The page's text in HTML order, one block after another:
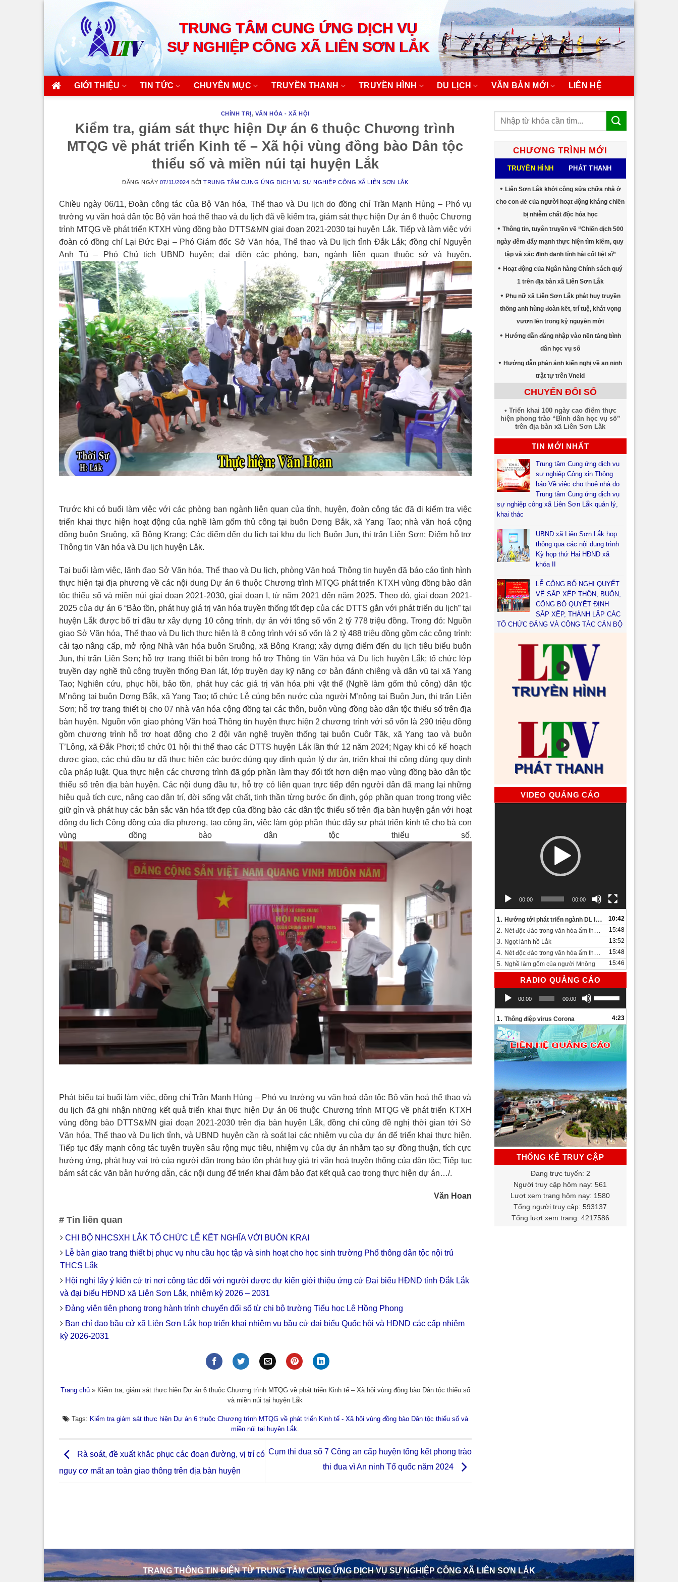
content
TRUNG TÂM CUNG ỨNG DỊCH VỤ
SỰ NGHIỆP CÔNG XÃ LIÊN SƠN LẮK
GIỚI THIỆU TIN TỨC CHUYÊN MỤC TRUYỀN THANH TRUYỀN HÌNH DU LỊCH VĂN BẢN MỚI LIÊN HỆ
CHÍNH TRỊ, VĂN HÓA - XÃ HỘI
Kiểm tra, giám sát thực hiện Dự án 6 thuộc Chương trình
MTQG về phát triển Kinh tế – Xã hội vùng đồng bào Dân tộc
thiểu số và miền núi tại huyện Lắk
ĐĂNG NGÀY 07/11/2024 BỞITRUNG TÂM CUNG ỨNG DỊCH VỤ SỰ NGHIỆP CÔNG XÃ LIÊN SƠN LẮK
Chiều ngày 06/11, Đoàn công tác của Bộ Văn hóa, Thể thao và Du lịch do đồng chí Trần Mạnh Hùng – Phó vụ
trưởng vụ văn hoá dân tộc Bộ văn hoá thể thao và du lịch đã về kiểm tra, giám sát thực hiện Dự án 6 thuộc Chương
trình MTQG về phát triển KTXH vùng đồng bào DTTS&MN giai đoạn 2021-2030 tại huyện Lắk. Tiếp và làm việc với
đoàn có đồng chí Lại Đức Đại – Phó Giám đốc Sở Văn hóa, Thể thao và Du lịch tỉnh Đắk Lắk; đồng chí Nguyễn
Anh Tú – Phó Chủ tịch UBND huyện; đại diện các phòng, ban, ngành liên quan thuộc sở và huyện.
Trước khi có buổi làm việc với các phòng ban ngành liên quan của tỉnh, huyện, đoàn công tác đã đi kiểm tra việc
triển khai thực hiện hoạt động của nghề làm gốm thủ công tại buôn Dơng Bắk, xã Yang Tao; nhà văn hoá cộng
đồng buôn Sruông, xã Bông Krang; Các điểm đến du lịch tại khu du lịch Buôn Jun, thị trấn Liên Sơn; Điểm hỗ trợ
Thông tin Văn hóa và Du lịch huyện Lắk.
Tại buổi làm việc, lãnh đạo Sở Văn hóa, Thể thao và Du lịch, phòng Văn hoá Thông tin huyện đã báo cáo tình hình
thực hiện tại địa phương về các nội dung Dự án 6 thuộc Chương trình MTQG phát triển KTXH vùng đồng bào dân
tộc thiểu số và miền núi giai đoạn 2021-2030, giai đoạn I, từ năm 2021 đến năm 2025. Theo đó, giai đoạn 2021-
2025 của dự án 6 “Bảo tồn, phát huy giá trị văn hóa truyền thống tốt đẹp của các DTTS gắn với phát triển du lịch” tại
huyện Lắk được bố trí đầu tư xây dựng 10 công trình, dự án với tổng số vốn 2 tỷ 778 triệu đồng. Trong đó: Nguồn
giao Sở Văn hóa, Thể thao và Du lịch thực hiện là 8 công trình với số vốn là 2 tỷ 488 triệu đồng gồm các công trình:
cải tạo nâng cấp, mở rộng Nhà văn hóa buôn Sruông, xã Bông Krang; xây dựng điểm đến du lịch tiêu biểu buôn
Jun, thị trấn Liên Sơn; hỗ trợ trang thiết bị bên trong hỗ trợ Thông tin Văn hóa và Du lịch huyện Lắk; tổ chức lớp
truyền dạy nghề thủ công truyền thống Đan lát, lớp truyền dạy kỹ năng cơ bản đánh chiêng và dân vũ tại xã Yang
Tao; Nghiên cứu, phục hồi, bảo tồn, phát huy các giá trị văn hóa phi vật thể (Nghề làm gốm thủ công) dân tộc
M’nông tại buôn Dơng Bắk, xã Yang Tao; tổ chức Lễ cúng bến nước của người M’nông tại Buôn Jun, thị trấn Liên
Sơn; hỗ trợ trang thiết bị cho 07 nhà văn hóa cộng đồng tại các thôn, buôn vùng đồng bào dân tộc thiểu số trên địa
bàn huyện. Nguồn vốn giao phòng Văn hoá Thông tin huyện thực hiện 2 chương trình với số vốn là 290 triệu đồng
gồm chương trình hỗ trợ hoạt động cho 2 đội văn nghệ truyền thống tại buôn Cuôr Tăk, xã Yang tao và buôn
T’Lông, xã Đắk Phơi; tổ chức 01 hội thi thể thao các DTTS huyện Lắk lần thứ 12 năm 2024; Ngay khi có kế hoạch
được giao, các chủ đầu tư đã thực hiện các bước đúng quy định quản lý dự án, triển khai thi công đúng quy định
của pháp luật. Qua thực hiện các chương trình đã góp phần làm thay đổi tốt hơn diện mạo vùng đồng bào dân tộc
thiểu số trên địa bàn huyện. Các nội dung đầu tư, hỗ trợ có liên quan trực tiếp đến người dân đã mang lại những
hiệu quả tích cực, nâng cao dân trí, đời sống vật chất, tinh thần từng bước ổn định, góp phần quan trọng trong việc
giữ gìn và phát huy các bản sắc văn hóa tốt đẹp của đồng bào các dân tộc thiểu số trên địa bàn huyện gắn với hoạt
động du lịch Cộng đồng của địa phương, tạo công ăn, việc làm góp phần thúc đẩy sự phát triển kinh tế cho bà con
vùng dồng bào dân tộc thiểu số.
Phát biểu tại buổi làm việc, đồng chí Trần Mạnh Hùng – Phó vụ trưởng vụ văn hoá dân tộc Bộ văn hoá thể thao và
du lịch đã ghi nhận những kết quả triển khai thực hiện Dự án 06 thuộc Chương trình MTQG về phát triển KTXH
vùng đồng bào DTTS&MN giai đoạn 2021-2030 trên địa bàn huyện Lắk, đồng chí cũng đề nghị thời gian tới Sở
Văn hóa, Thể thao và Du lịch tỉnh, và UBND huyện cần rà soát lại các nhiệm vụ của dự án để triển khai thực hiện.
Tiếp tục đẩy mạnh công tác tuyên truyền sâu rộng mục tiêu, nhiệm vụ của dự án nhằm tạo sự đồng thuận, tích cực
hưởng ứng, phát huy vai trò của người dân trong bảo tồn phát huy giá trị văn hoá truyền thống của dân tộc; Tiếp tục
bám sát các văn bản hướng dẫn, các nội dung để triển khai đảm bảo đạt kết quả cao trong thực hiện dự án…/.
Văn Hoan
# Tin liên quan
CHI BỘ NHCSXH LẮK TỔ CHỨC LỄ KẾT NGHĨA VỚI BUÔN KRAI
Lễ bàn giao trang thiết bị phục vụ nhu cầu học tập và sinh hoạt cho học sinh trường Phổ thông dân tộc nội trú
THCS Lắk
Hội nghị lấy ý kiến cử tri nơi công tác đối với người được dự kiến giới thiệu ứng cử Đại biểu HĐND tỉnh Đắk Lắk
và đại biểu HĐND xã Liên Sơn Lắk, nhiệm kỳ 2026 – 2031
Đảng viên tiên phong trong hành trình chuyển đổi số từ chi bộ trường Tiểu học Lê Hồng Phong
Ban chỉ đạo bầu cử xã Liên Sơn Lắk họp triển khai nhiệm vụ bầu cử đại biểu Quốc hội và HĐND các cấp nhiệm
kỳ 2026-2031
Trang chủ» Kiểm tra, giám sát thực hiện Dự án 6 thuộc Chương trình MTQG về phát triển Kinh tế – Xã hội vùng đồng bào Dân tộc thiểu số
và miền núi tại huyện Lắk
Tags: Kiểm tra giám sát thực hiện Dự án 6 thuộc Chương trình MTQG về phát triển Kinh tế - Xã hội vùng đồng bào Dân tộc thiểu số và
miền núi tại huyện Lắk
Rà soát, đề xuất khắc phục các đoạn đường, vị trí có
nguy cơ mất an toàn giao thông trên địa bàn huyện
Cụm thi đua số 7 Công an cấp huyện tổng kết phong trào
thi đua vì An ninh Tổ quốc năm 2024
CHƯƠNG TRÌNH MỚI
TRUYỀN HÌNH PHÁT THANH
Liên Sơn Lắk khởi công sửa chữa nhà ở
cho con đẻ của người hoạt động kháng chiến
bị nhiễm chất độc hóa học
Thông tin, tuyên truyền về “Chiến dịch 500
ngày đêm đẩy mạnh thực hiện tìm kiếm, quy
tập và xác định danh tính hài cốt liệt sĩ”
Hoạt động của Ngân hàng Chính sách quý
1 trên địa bàn xã Liên Sơn Lắk
Phụ nữ xã Liên Sơn Lắk phát huy truyền
thống anh hùng đoàn kết, trí tuệ, khát vọng
vươn lên trong kỷ nguyên mới
Hướng dẫn đăng nhập vào nền tảng bình
dân học vụ số
Hướng dẫn phản ánh kiến nghị về an ninh
trật tự trên Vneid
CHUYỂN ĐỔI SỐ
Triển khai 100 ngày cao điểm thực
hiện phong trào “Bình dân học vụ số”
trên địa bàn xã Liên Sơn Lăk
TIN MỚI NHẤT
Trung tâm Cung ứng dịch vụ
sự nghiệp Công xin Thông
báo Về việc cho thuê nhà do
Trung tâm Cung ứng dịch vụ
sự nghiệp công xã Liên Sơn Lắk quản lý,
khai thác
UBND xã Liên Sơn Lắk họp
thông qua các nội dung trình
Kỳ họp thứ Hai HĐND xã
khóa II
LỄ CÔNG BỐ NGHỊ QUYẾT
VỀ SẮP XẾP THÔN, BUÔN;
CÔNG BỐ QUYẾT ĐỊNH
SẮP XẾP, THÀNH LẬP CÁC
TỔ CHỨC ĐẢNG VÀ CÔNG TÁC CÁN BỘ
VIDEO QUẢNG CÁO
00:00 00:00
1. Hướng tới phát triển ngành DL lâu dài và bền vững 10:42
2. Nét độc đáo trong văn hóa ẩm thực bên bờ hồ Lắk. 15:48
3. Ngọt lành hồ Lắk 13:52
4. Nét độc đáo trong văn hóa ẩm thực bên bờ hồ Lắk 15:48
5. Nghề làm gốm của người Mnông 15:46
RADIO QUẢNG CÁO
Trình
chơi
00:00 00:00
phím
mũi
tên
Lên/Xuống
tăng
hoặc
giảm
âm
lượng.
1. Thông điệp virus Corona 4:23
THỐNG KÊ TRUY CẬP
Đang trực tuyến: 2
Người truy cập hôm nay: 561
Lượt xem trang hôm nay: 1580
Tổng người truy cập: 593137
Tổng lượt xem trang: 4217586
TRANG THÔNG TIN ĐIỆN TỬ TRUNG TÂM CUNG ỨNG DỊCH VỤ SỰ NGHIỆP CÔNG XÃ LIÊN SƠN LẮK